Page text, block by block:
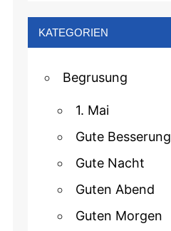
KATEGORIEN
Begrusung
1. Mai
Gute Besserung
Gute Nacht
Guten Abend
Guten Morgen